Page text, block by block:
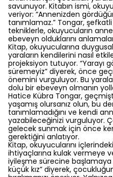
savunuyor. Kitabın ismi,
veriyor: “Annenizden
tanımlamaz.” Tongar,
tekniklerle, okuyucuların
ebeveyn olduklarını
Kitap, okuyucularına
yaraların kendilerini nasıl
projeksiyon tutuyor. “Yarayı
süremeyiz” diyerek, önce
önemini vurguluyor. Bu
dolu bir ebeveyn olmanın
Hatice Kübra Tongar,
yaşamış olursanız olun, bu
tanımlamadığını ve kendi
yazabileceğinizi vurguluyor.
gelecek sunmak için önce
gerektiğini anlatıyor.
Kitap, okuyucularını
ihtiyaçlarına kulak vermeye
iyileşme sürecine başlamaya
küçük kız” diyerek,